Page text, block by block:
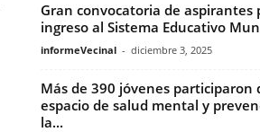
Gran convocatoria de aspirantes
ingreso al Sistema Educativo
informeVecinal - diciembre 3, 2025
Más de 390 jóvenes participaron
espacio de salud mental y
la...